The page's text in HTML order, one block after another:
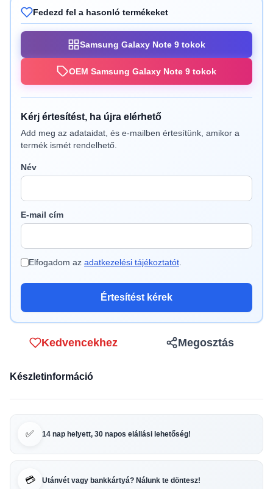
Fedezd fel a hasonló termékeket
Samsung Galaxy Note 9 tokok
OEM Samsung Galaxy Note 9 tokok
Kérj értesítést, ha újra elérhető
Add meg az adataidat, és e-mailben értesítünk, amikor a
termék ismét rendelhető.
Név
E-mail cím
Elfogadom az adatkezelési tájékoztatót
Értesítést kérek
Kedvencekhez Megosztás
Készletinformáció
✅ 14 nap helyett, 30 napos elállási lehetőség!
💳 Utánvét vagy bankkártyá? Nálunk te döntesz!